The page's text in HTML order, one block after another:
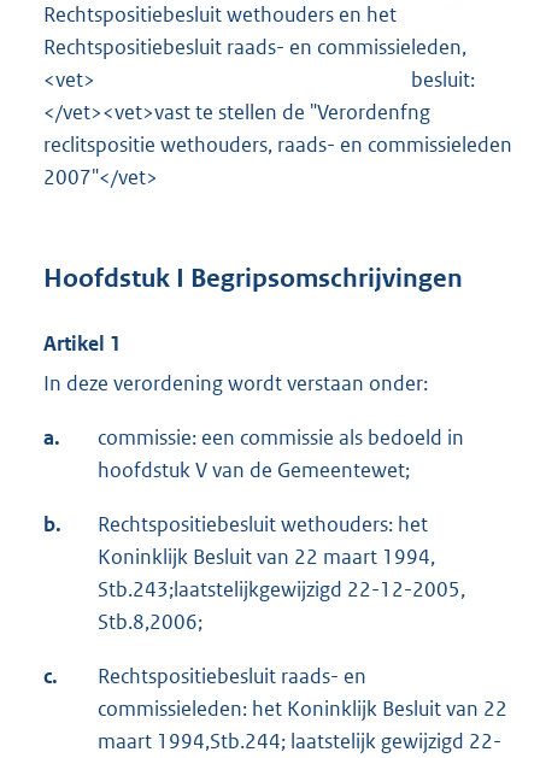
Rechtspositiebesluit wethouders en het
Rechtspositiebesluit raads- en commissieleden,
<vet> besluit:
</vet><vet>vast te stellen de "Verordenfng
reclitspositie wethouders, raads- en commissieleden
2007"</vet>
Hoofdstuk I Begripsomschrijvingen
Artikel 1
In deze verordening wordt verstaan onder:
a.
commissie: een commissie als bedoeld in
hoofdstuk V van de Gemeentewet;
b.
Rechtspositiebesluit wethouders: het
Koninklijk Besluit van 22 maart 1994,
Stb.243;laatstelijkgewijzigd 22-12-2005,
Stb.8,2006;
c.
Rechtspositiebesluit raads- en
commissieleden: het Koninklijk Besluit van 22
maart 1994,Stb.244; laatstelijk gewijzigd 22-